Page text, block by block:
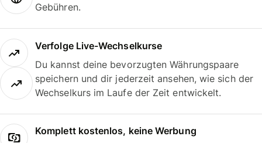
Gebühren.
Verfolge Live-Wechselkurse
Du kannst deine bevorzugten Währungspaare
speichern und dir jederzeit ansehen, wie sich der
Wechselkurs im Laufe der Zeit entwickelt.
Komplett kostenlos, keine Werbung